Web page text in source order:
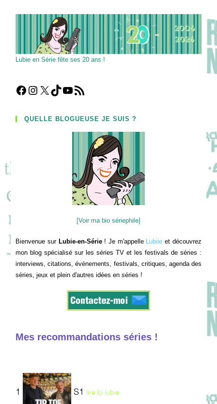
Lubie en Série fête ses 20 ans !
Facebook
Instagram
X TikTokYouTube
Flux RSS
QUELLE BLOGUEUSE JE SUIS ?
[Voir ma bio sériephile]
Bienvenue sur Lubie-en-Série! Je m'appelle Lubiie et découvrez
mon blog spécialisé sur les séries TV et les festivals de séries :
interviews, citations, événements, festivals, critiques, agenda des
séries, jeux et plein d'autres idées en séries !
Mes recommandations séries !
1 S1 lire la lubie